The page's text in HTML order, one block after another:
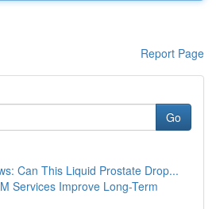
Report Page
Go
Can This Liquid Prostate Drop...
Services Improve Long-Term